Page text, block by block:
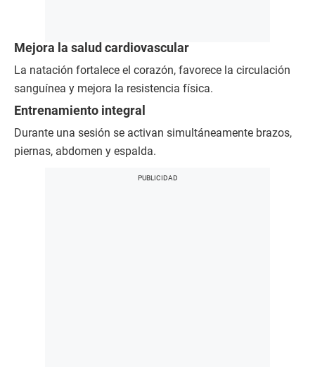
Mejora la salud cardiovascular
La natación fortalece el corazón, favorece la circulación
sanguínea y mejora la resistencia física.
Entrenamiento integral
Durante una sesión se activan simultáneamente brazos,
piernas, abdomen y espalda.